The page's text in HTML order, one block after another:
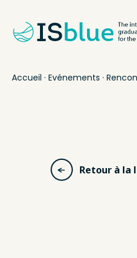
Accueil · Evénements ·
Retour à la